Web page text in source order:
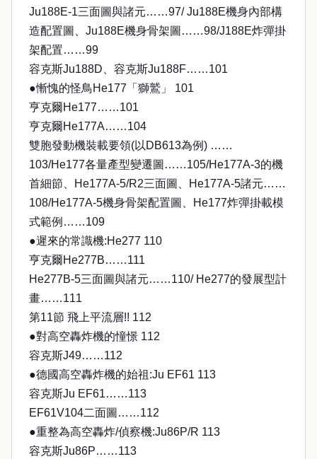
Ju188E-1三面圖與諸元……97/ Ju188E機身內部構
造配置圖、Ju188E機身骨架圖……98/J188E炸彈掛
架配置……99
容克斯Ju188D、容克斯Ju188F……101
●慚愧的怪鳥He177「獅鷲」 101
亨克爾He177……101
亨克爾He177A……104
雙胞發動機裝載要領(以DB613為例) ……
103/He177各量產型變遷圖……105/He177A-3的機
首細節、He177A-5/R2三面圖、He177A-5諸元……
108/He177A-5機身骨架配置圖、He177炸彈掛載模
式範例……109
●遲來的常識機:He277 110
亨克爾He277B……111
He277B-5三面圖與諸元……110/ He277的發展型計
畫……111
第11節 飛上平流層!! 112
●對高空轟炸機的憧憬 112
容克斯J49……112
●德國高空轟炸機的始祖:Ju EF61 113
容克斯Ju EF61……113
EF61V104二面圖……112
●重整為高空轟炸/偵察機:Ju86P/R 113
容克斯Ju86P……113